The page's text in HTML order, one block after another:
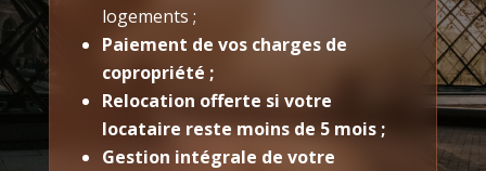
logements ;
Paiement de vos charges de
copropriété ;
Relocation offerte si votre
locataire reste moins de 5 mois ;
Gestion intégrale de votre